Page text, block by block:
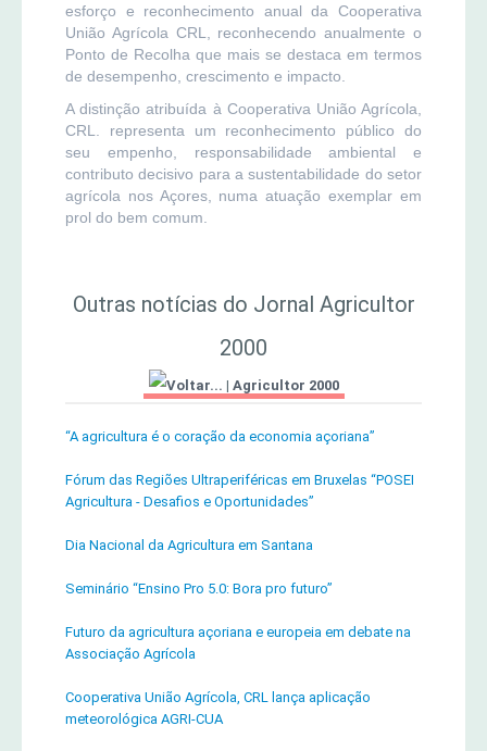
esforço e reconhecimento anual da Cooperativa
União Agrícola CRL, reconhecendo anualmente o
Ponto de Recolha que mais se destaca em termos
de desempenho, crescimento e impacto.
A distinção atribuída à Cooperativa União Agrícola,
CRL. representa um reconhecimento público do
seu empenho, responsabilidade ambiental e
contributo decisivo para a sustentabilidade do setor
agrícola nos Açores, numa atuação exemplar em
prol do bem comum.
Outras notícias do Jornal Agricultor
2000
| Agricultor 2000
“A agricultura é o coração da economia açoriana”
Fórum das Regiões Ultraperiféricas em Bruxelas “POSEI
Agricultura - Desafios e Oportunidades”
Dia Nacional da Agricultura em Santana
Seminário “Ensino Pro 5.0: Bora pro futuro”
Futuro da agricultura açoriana e europeia em debate na
Associação Agrícola
Cooperativa União Agrícola, CRL lança aplicação
meteorológica AGRI-CUA